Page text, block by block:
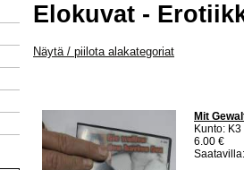
Elokuvat -
Näytä / piilota alakategoriat
Mit
Kunto:
6.00 €